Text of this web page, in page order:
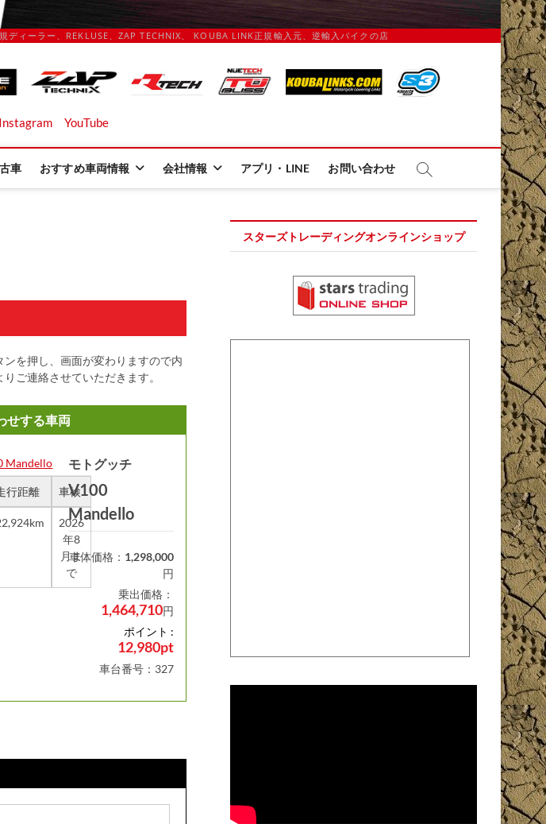
ディーラー、REKLUSE、ZAP TECHNIX、 KOUBA LINK正規輸入元、逆輸入バイクの店
ズトレーディング
バイクの店
Instagram YouTube
車 おすすめ車両情報 会社情報 アプリ・LINE お問い合わせ
を押し、画面が変わりますので内
ご連絡させていただきます。
せする車両
行距離 車検
2026
年8
月ま
で
モトグッチ
V100
Mandello
車体価格： 1,298,000
円
乗出価格：
1,464,710円
ポイント :
12,980pt
車台番号：327
スターズトレーディングオンラインショップ